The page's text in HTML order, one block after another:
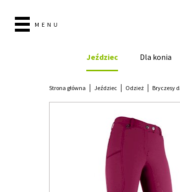
MENU
Jeździec Dla konia
Strona główna Jeździec Odzież Bryczesy